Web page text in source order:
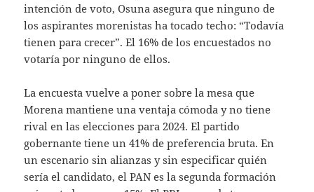
intención de voto, Osuna asegura que ninguno de
los aspirantes morenistas ha tocado techo: “Todavía
tienen para crecer”. El 16% de los encuestados no
votaría por ninguno de ellos.
La encuesta vuelve a poner sobre la mesa que
Morena mantiene una ventaja cómoda y no tiene
rival en las elecciones para 2024. El partido
gobernante tiene un 41% de preferencia bruta. En
un escenario sin alianzas y sin especificar quién
sería el candidato, el PAN es la segunda formación